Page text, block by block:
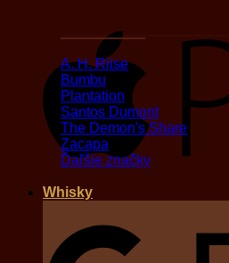
A. H. Riise
Bumbu
Plantation
Santos Dumont
The Demon's Share
Zacapa
Ďaľšie značky
Whisky